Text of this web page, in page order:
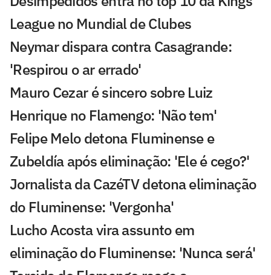
League no Mundial de Clubes
Neymar dispara contra Casagrande:
'Respirou o ar errado'
Mauro Cezar é sincero sobre Luiz
Henrique no Flamengo: 'Não tem'
Felipe Melo detona Fluminense e
Zubeldía após eliminação: 'Ele é cego?'
Jornalista da CazéTV detona eliminação
do Fluminense: 'Vergonha'
Lucho Acosta vira assunto em
eliminação do Fluminense: 'Nunca será'